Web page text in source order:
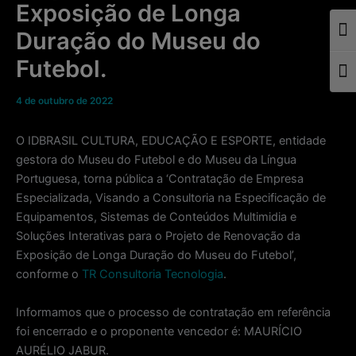
Exposição de Longa
Duração do Museu do
Futebol.
4 de outubro de 2022
O IDBRASIL CULTURA, EDUCAÇÃO E ESPORTE, entidade
gestora do Museu do Futebol e do Museu da Língua
Portuguesa, torna pública a ‘Contratação de Empresa
Especializada, Visando a Consultoria na Especificação de
Equipamentos, Sistemas de Conteúdos Multimidia e
Soluções Interativas para o Projeto de Renovação da
Exposição de Longa Duração do Museu do Futebol’,
conforme o TR Consultoria Tecnologia.
Informamos que o processo de contratação em referência
foi encerrado e o proponente vencedor é: MAURÍCIO
AURÉLIO JABUR.